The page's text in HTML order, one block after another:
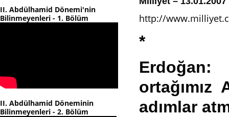
II. Abdülhamid Dönemi'nin
Bilinmeyenleri - 1. Bölüm
II. Abdülhamid Döneminin
Bilinmeyenleri - 2. Bölüm
http://
*
adımlar